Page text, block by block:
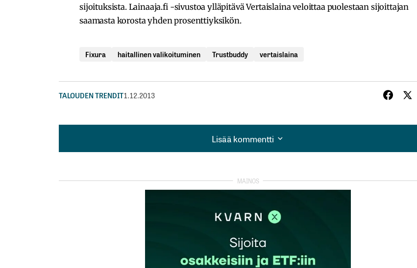
sijoituksista. Lainaaja.fi -sivustoa ylläpitävä Vertaislaina veloittaa puolestaan sijoittajan
saamasta korosta yhden prosenttiyksikön.
Fixura haitallinen valikoituminen Trustbuddy vertaislaina
TALOUDEN TRENDIT1.12.2013
Lisää kommentti
Lisää kommentti
Pakolliset kentät on merkitty